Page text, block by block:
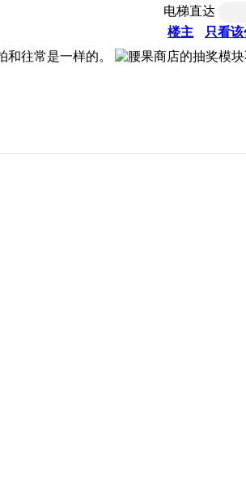
电梯直达
楼主
只看
和往常是一样的。